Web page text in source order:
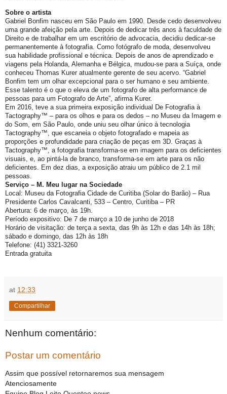
Sobre o artista
Gabriel Bonfim nasceu em São Paulo em 1990. Desde cedo desenvolveu
uma grande afeição pela arte. Depois de dedicar três anos à faculdade de
Direito e de trabalhar em um escritório de advocacia, decidiu dedicar-se
permanentemente à fotografia. Como fotógrafo de moda, desenvolveu
sua habilidade profissional e técnica. Depois de anos de aprendizado e
viagens pela Holanda, Alemanha e Bélgica, mudou-se para a Suíça, onde
conheceu Thomas Kurer atualmente gerente de seu acervo. “Gabriel
Bonfim tem um olhar excepcional para o ser humano e seu ambiente.
Esse talento é o que o eleva de um fotografo de alta performance de
pessoas para um Fotografo de Arte”, afirma Kurer.
Em 2016, teve a sua primeira exposição individual De Fotografia à
Tactography™ – para os olhos e para os dedos – no Museu da Imagem e
do Som, em São Paulo, onde uniu seu olhar único à tecnologia
Tactography™, que escaneia o objeto fotografado e mapeia as
proporções e profundidade para criação de peças em 3D. Graças à
Tactography™, a fotografia transforma-se em imagem para os deficientes
visuais, e, ao pintá-la de branco, transforma-se em arte para os não
deficientes. Em dez dias, a exposição atraiu um público de 2.1 mil
pessoas.
Serviço – M. Meu lugar na Sociedade
Local: Museu da Fotografia Cidade de Curitiba (Solar do Barão) – Rua
Presidente Carlos Cavalcanti, 533 – Centro, Curitiba – PR
Abertura: 6 de março, às 19h.
Período expositivo: De 7 de março a 10 de junho de 2018
Horário de visitação: de terça a sexta, das 9h às 12h e das 14h às 18h;
sábado e domingo, das 12h às 18h
Telefone: (41) 3321-3260
Entrada gratuita
at 12:33
Compartilhar
Nenhum comentário:
Postar um comentário
Assim que possível retornaremos sua mensagem
Atenciosamente